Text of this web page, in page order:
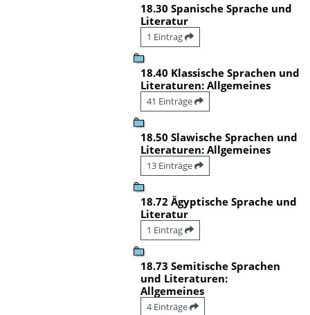
18.30 Spanische Sprache und
Literatur
1 Eintrag
18.40 Klassische Sprachen und
Literaturen: Allgemeines
41 Einträge
18.50 Slawische Sprachen und
Literaturen: Allgemeines
13 Einträge
18.72 Ägyptische Sprache und
Literatur
1 Eintrag
18.73 Semitische Sprachen
und Literaturen:
Allgemeines
4 Einträge